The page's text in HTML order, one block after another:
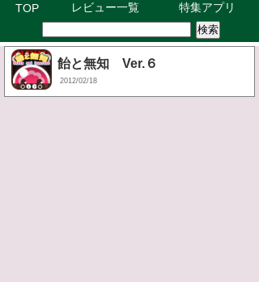
TOP レビュー一覧 特集アプリ
飴と無知 Ver.６
2012/02/18